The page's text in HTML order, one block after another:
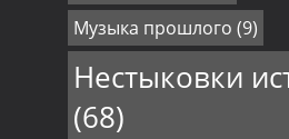
Музыка прошлого (9)
Нестыковки
(68)